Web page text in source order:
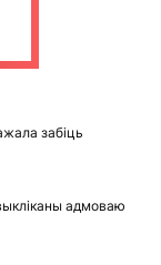
забіць
адмоваю